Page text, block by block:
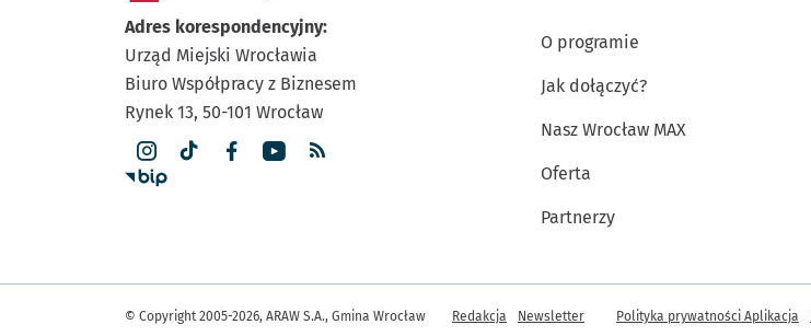
Adres korespondencyjny:
Urząd Miejski Wrocławia
Biuro Współpracy z Biznesem
Rynek 13, 50-101 Wrocław
O programie
Jak dołączyć?
Nasz Wrocław MAX
Oferta
Partnerzy
© Copyright 2005-2026, ARAW S.A., Gmina Wrocław Inne informacje
Redakcja Newsletter Polityka prywatności Aplikacja